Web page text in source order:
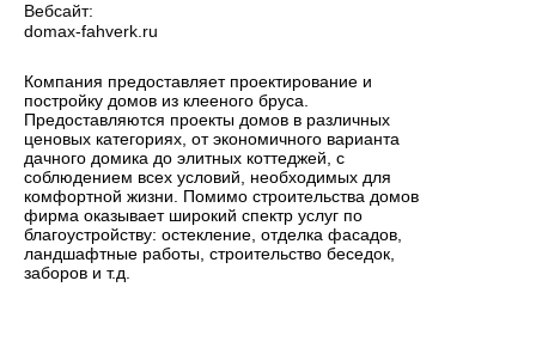
Вебсайт:
domax-fahverk.ru
Компания предоставляет проектирование и
постройку домов из клееного бруса.
Предоставляются проекты домов в различных
ценовых категориях, от экономичного варианта
дачного домика до элитных коттеджей, с
соблюдением всех условий, необходимых для
комфортной жизни. Помимо строительства домов
фирма оказывает широкий спектр услуг по
благоустройству: остекление, отделка фасадов,
ландшафтные работы, строительство беседок,
заборов и т.д.